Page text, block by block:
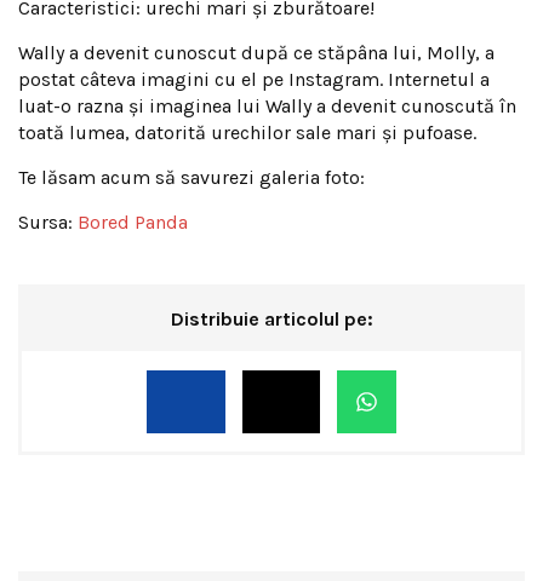
Caracteristici: urechi mari și zburătoare!
Wally a devenit cunoscut după ce stăpâna lui, Molly, a
postat câteva imagini cu el pe Instagram. Internetul a
luat-o razna și imaginea lui Wally a devenit cunoscută în
toată lumea, datorită urechilor sale mari și pufoase.
Te lăsam acum să savurezi galeria foto:
Sursa: Bored Panda
Distribuie articolul pe: